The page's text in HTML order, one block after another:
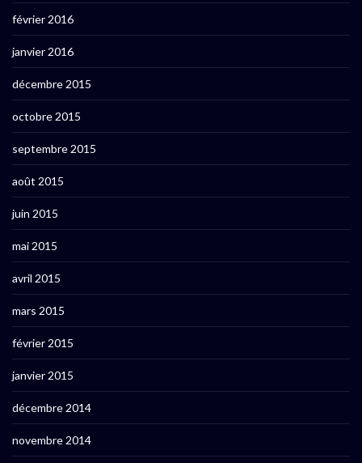
février 2016
janvier 2016
décembre 2015
octobre 2015
septembre 2015
août 2015
juin 2015
mai 2015
avril 2015
mars 2015
février 2015
janvier 2015
décembre 2014
novembre 2014